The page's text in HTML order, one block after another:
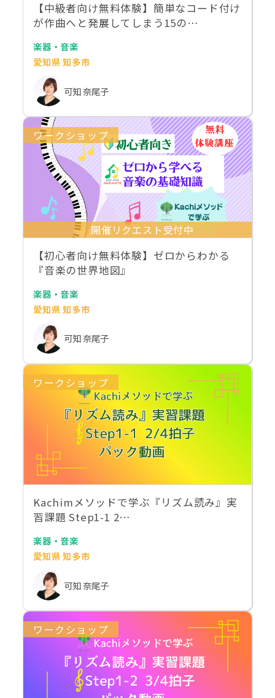
【中級者向け無料体験】簡単なコード付け
が作曲へと発展してしまう15の…
楽器・音楽
愛知県 知多市
可知 奈尾子
ワークショップ
開催リクエスト受付中
【初心者向け無料体験】ゼロからわかる
『音楽の世界地図』
楽器・音楽
愛知県 知多市
可知 奈尾子
ワークショップ
Kachimメソッドで学ぶ『リズム読み』実
習課題 Step1-1 2…
楽器・音楽
愛知県 知多市
可知 奈尾子
ワークショップ